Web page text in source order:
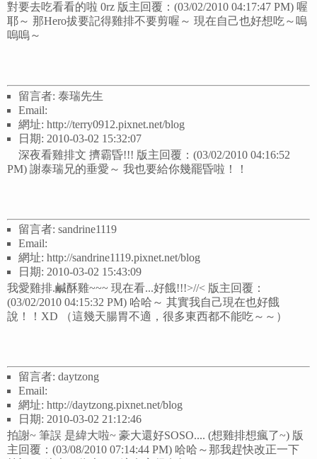
對要去吃看看的啦 0rz 版主回覆：(03/02/2010 04:17:47 PM) 喔
耶～ 那Hero拔要記得雞排不要剪喔～ 現在自己也好想吃～嗚
嗚嗚～
留言者: 泰瑞先生
Email:
網址: http://terry0912.pixnet.net/blog
日期: 2010-03-02 15:32:07
深夜看雞排文 擠霸昏!!! 版主回覆：(03/02/2010 04:16:52
PM) 謝泰瑞兄的垂愛～ 我也要給你幾罷昏啦！！
留言者: sandrine1119
Email:
網址: http://sandrine1119.pixnet.net/blog
日期: 2010-03-02 15:43:09
我愛雞排.鹹酥雞~~~ 現在看...好餓!!!>//< 版主回覆：
(03/02/2010 04:15:32 PM) 哈哈～ 其實我自己現在也好餓
說！！XD （這幾天腸胃不適，很多東西都不能吃～～）
留言者: daytzong
Email:
網址: http://daytzong.pixnet.net/blog
日期: 2010-03-02 21:12:46
拍謝~ 筆誤 是緯大啦~ 豪大還好SOSO.... (想雞排想瘋了~) 版
主回覆：(03/08/2010 07:14:44 PM) 哈哈～那我趕快改正一下